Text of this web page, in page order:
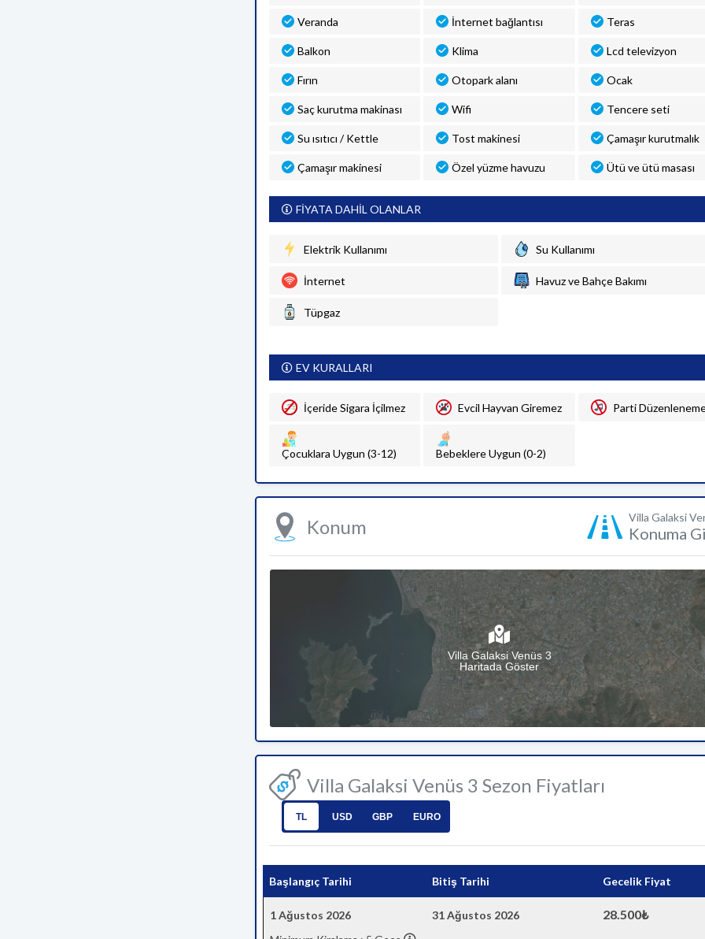
Veranda İnternet bağlantısı Teras
Balkon Klima Lcd televizyon
Fırın Otopark alanı Ocak
Saç kurutma makinası Wifi Tencere seti
Su ısıtıcı / Kettle Tost makinesi Çamaşır kurutmalık
Çamaşır makinesi Özel yüzme havuzu Ütü ve ütü masası
FİYATA DAHİL OLANLAR
Elektrik Kullanımı Su Kullanımı
İnternet Havuz ve Bahçe Bakımı
Tüpgaz
EV KURALLARI
İçeride Sigara İçilmez Evcil Hayvan Giremez Parti
Çocuklara Uygun (3-12) Bebeklere Uygun (0-2)
Konum Villa Galaksi
Konuma
Villa Galaksi Venüs 3
Haritada Göster
Villa Galaksi Venüs 3 Sezon Fiyatları
TL USD GBP EURO
Başlangıç Tarihi Bitiş Tarihi Gecelik Fiyat
1 Ağustos 2026 31 Ağustos 2026 28.500₺